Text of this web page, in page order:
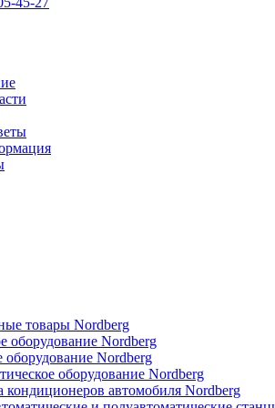
товары Nordberg
оборудование Nordberg
оборудование Nordberg
оборудование Nordberg
кондиционеров автомобиля Nordberg